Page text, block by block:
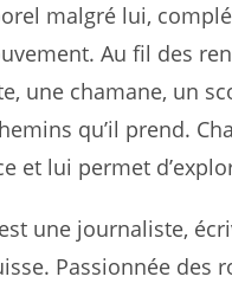
malgré lui,
Au fil des
une chamane, un
qu’il prend.
et lui permet
une journaliste,
Passionnée des